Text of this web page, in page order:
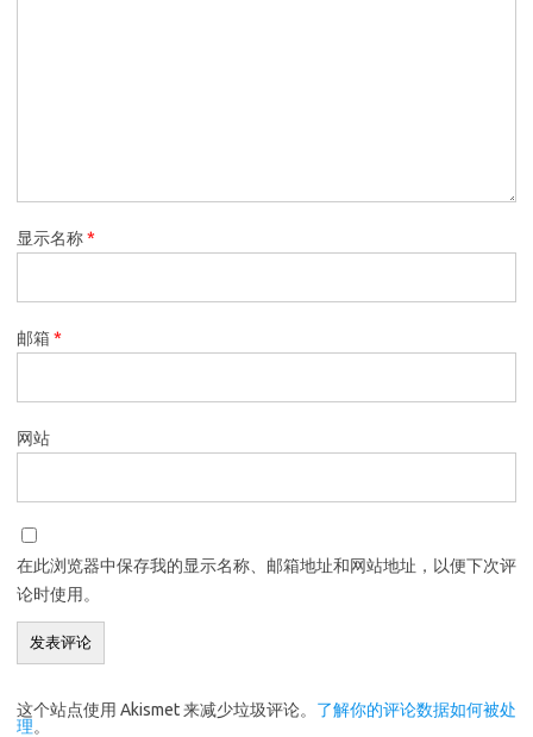
显示名称*
邮箱*
网站
在此浏览器中保存我的显示名称、邮箱地址和网站地址，以便下次评
论时使用。
这个站点使用 Akismet 来减少垃圾评论。 了解你的评论数据如何被处
理。